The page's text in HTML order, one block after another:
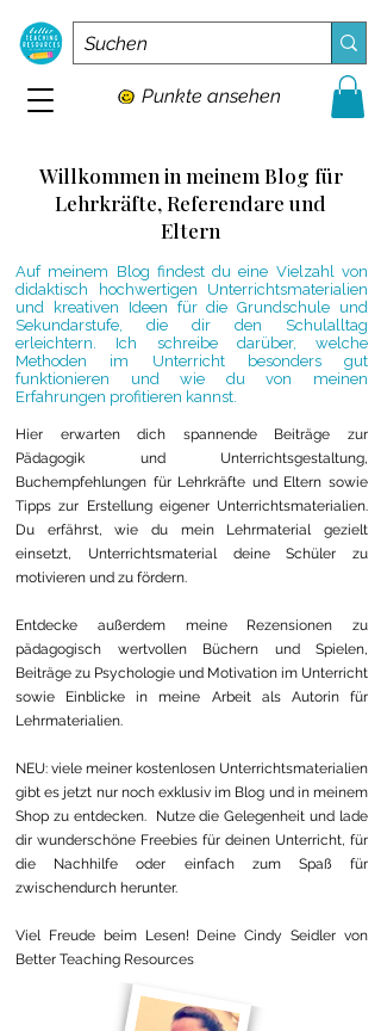
Punkte ansehen
Willkommen in meinem Blog für
Lehrkräfte, Referendare und
Eltern
Auf meinem Blog findest du eine Vielzahl von
didaktisch hochwertigen Unterrichtsmaterialien
und kreativen Ideen für die Grundschule und
Sekundarstufe, die dir den Schulalltag
erleichtern. Ich schreibe darüber, welche
Methoden im Unterricht besonders gut
funktionieren und wie du von meinen
Erfahrungen profitieren kannst.
Hier erwarten dich spannende Beiträge zur
Pädagogik und Unterrichtsgestaltung,
Buchempfehlungen für Lehrkräfte und Eltern sowie
Tipps zur Erstellung eigener Unterrichtsmaterialien.
Du erfährst, wie du mein Lehrmaterial gezielt
einsetzt, Unterrichtsmaterial deine Schüler zu
motivieren und zu fördern.
Entdecke außerdem meine Rezensionen zu
pädagogisch wertvollen Büchern und Spielen,
Beiträge zu Psychologie und Motivation im Unterricht
sowie Einblicke in meine Arbeit als Autorin für
Lehrmaterialien.
NEU: viele meiner kostenlosen Unterrichtsmaterialien
gibt es jetzt nur noch exklusiv im Blog und in meinem
Shop zu entdecken. Nutze die Gelegenheit und lade
dir wunderschöne Freebies für deinen Unterricht, für
die Nachhilfe oder einfach zum Spaß für
zwischendurch herunter.
Viel Freude beim Lesen! Deine Cindy Seidler von
Better Teaching Resources